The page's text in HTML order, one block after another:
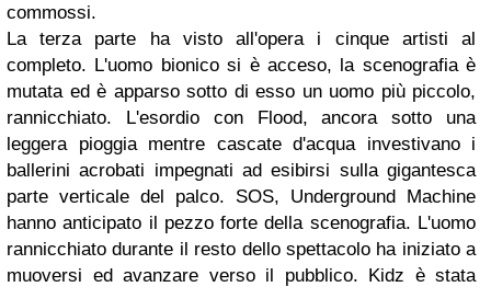
commossi.
La terza parte ha visto all'opera i cinque artisti al
completo. L'uomo bionico si è acceso, la scenografia è
mutata ed è apparso sotto di esso un uomo più piccolo,
rannicchiato. L'esordio con Flood, ancora sotto una
leggera pioggia mentre cascate d'acqua investivano i
ballerini acrobati impegnati ad esibirsi sulla gigantesca
parte verticale del palco. SOS, Underground Machine
hanno anticipato il pezzo forte della scenografia. L'uomo
rannicchiato durante il resto dello spettacolo ha iniziato a
muoversi ed avanzare verso il pubblico. Kidz è stata